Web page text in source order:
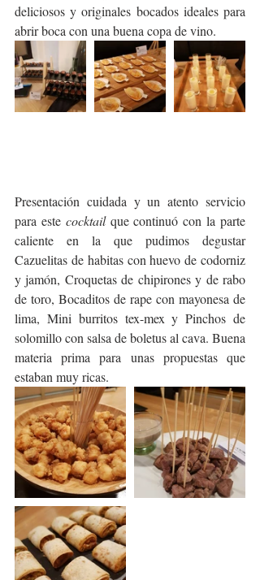
deliciosos y originales bocados ideales para
abrir boca con una buena copa de vino.
Presentación cuidada y un atento servicio
para este cocktail que continuó con la parte
caliente en la que pudimos degustar
Cazuelitas de habitas con huevo de codorniz
y jamón, Croquetas de chipirones y de rabo
de toro, Bocaditos de rape con mayonesa de
lima, Mini burritos tex-mex y Pinchos de
solomillo con salsa de boletus al cava. Buena
materia prima para unas propuestas que
estaban muy ricas.